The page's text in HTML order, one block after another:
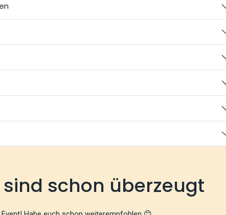
sind schon überzeugt